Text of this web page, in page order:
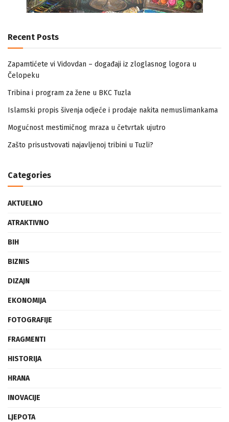
Recent Posts
Zapamtićete vi Vidovdan – događaji iz zloglasnog logora u
Čelopeku
Tribina i program za žene u BKC Tuzla
Islamski propis šivenja odjeće i prodaje nakita nemuslimankama
Mogućnost mestimičnog mraza u četvrtak ujutro
Zašto prisustvovati najavljenoj tribini u Tuzli?
Categories
AKTUELNO
ATRAKTIVNO
BIH
BIZNIS
DIZAJN
EKONOMIJA
FOTOGRAFIJE
FRAGMENTI
HISTORIJA
HRANA
INOVACIJE
LJEPOTA